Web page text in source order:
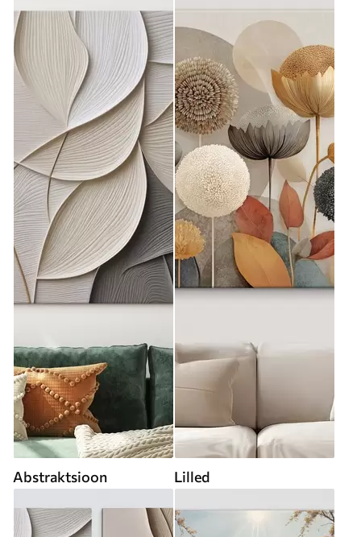
Abstraktsioon Lilled